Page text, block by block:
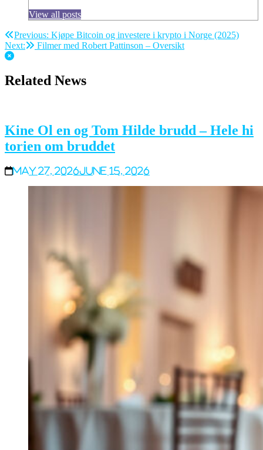
View all posts
Post
navigation
Previous: Kjøpe Bitcoin og investere i krypto i Norge (2025)
Next:
Filmer med Robert Pattinson – Oversikt
Related News
Kine Ol en og Tom Hilde brudd – Hele hi
torien om bruddet
May 27, 2026June 15, 2026